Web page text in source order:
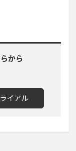
から
イアル